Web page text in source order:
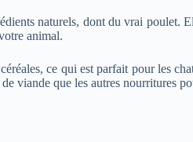
naturels, dont du vrai poulet.
animal.
ce qui est parfait pour les
viande que les autres nourritures